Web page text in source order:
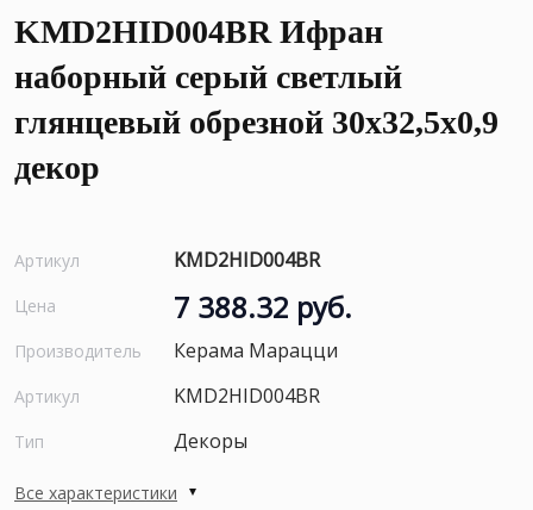
KMD2HID004BR Ифран
наборный серый светлый
глянцевый обрезной 30x32,5x0,9
декор
Артикул KMD2HID004BR
Цена 7 388.32 руб.
Производитель Керама Марацци
Артикул KMD2HID004BR
Тип Декоры
Все характеристики